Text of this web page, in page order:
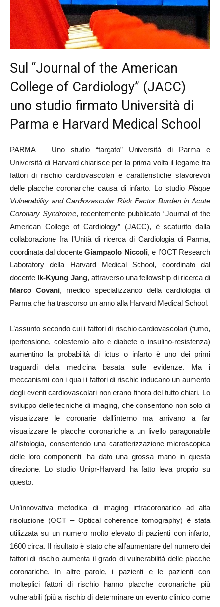
Sul “Journal of the American
College of Cardiology” (JACC)
uno studio firmato Università di
Parma e Harvard Medical School
PARMA – Uno studio “targato” Università di Parma e
Università di Harvard chiarisce per la prima volta il legame tra
fattori di rischio cardiovascolari e caratteristiche sfavorevoli
delle placche coronariche causa di infarto. Lo studio Plaque
Vulnerability and Cardiovascular Risk Factor Burden in Acute
Coronary Syndrome, recentemente pubblicato “Journal of the
American College of Cardiology” (JACC), è scaturito dalla
collaborazione fra l’Unità di ricerca di Cardiologia di Parma,
coordinata dal docenteGiampaolo Niccoli, e l’OCT Research
Laboratory della Harvard Medical School, coordinato dal
docente Ik-Kyung Jang, attraverso una fellowship di ricerca di
Marco Covani, medico specializzando della cardiologia di
Parma che ha trascorso un anno alla Harvard Medical School.
L’assunto secondo cui i fattori di rischio cardiovascolari (fumo,
ipertensione, colesterolo alto e diabete o insulino-resistenza)
aumentino la probabilità di ictus o infarto è uno dei primi
traguardi della medicina basata sulle evidenze. Ma i
meccanismi con i quali i fattori di rischio inducano un aumento
degli eventi cardiovascolari non erano finora del tutto chiari. Lo
sviluppo delle tecniche di imaging, che consentono non solo di
visualizzare le coronarie dall’interno ma arrivano a far
visualizzare le placche coronariche a un livello paragonabile
all’istologia, consentendo una caratterizzazione microscopica
delle loro componenti, ha dato una grossa mano in questa
direzione. Lo studio Unipr-Harvard ha fatto leva proprio su
questo.
Un’innovativa metodica di imaging intracoronarico ad alta
risoluzione (OCT – Optical coherence tomography) è stata
utilizzata su un numero molto elevato di pazienti con infarto,
1600 circa. Il risultato è stato che all’aumentare del numero dei
fattori di rischio aumenta il grado di vulnerabilità delle placche
coronariche. In altre parole, i pazienti e le pazienti con
molteplici fattori di rischio hanno placche coronariche più
vulnerabili (più a rischio di determinare un evento clinico come